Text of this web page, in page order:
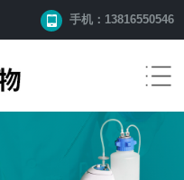
手机：13816550546